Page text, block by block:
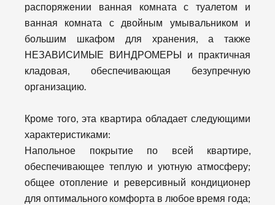
распоряжении ванная комната с туалетом и
ванная комната с двойным умывальником и
большим шкафом для хранения, а также
НЕЗАВИСИМЫЕ ВИНДРОМЕРЫ и практичная
кладовая, обеспечивающая безупречную
организацию.
Кроме того, эта квартира обладает следующими
характеристиками:
Напольное покрытие по всей квартире,
обеспечивающее теплую и уютную атмосферу;
общее отопление и реверсивный кондиционер
для оптимального комфорта в любое время года;